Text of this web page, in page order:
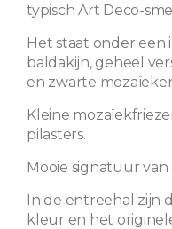
typisch Art Deco-
Het staat onder
baldakijn, geheel
en zwarte
Kleine
pilasters.
Mooie signatuur
In de entreehal zijn
kleur en het